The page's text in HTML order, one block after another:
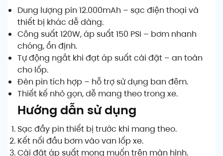
Dung lượng pin 12.000mAh – sạc điện thoại và
thiết bị khác dễ dàng.
Công suất 120W, áp suất 150 PSI – bơm nhanh
chóng, ổn định.
Tự động ngắt khi đạt áp suất cài đặt – an toàn
cho lốp.
Đèn pin tích hợp – hỗ trợ sử dụng ban đêm.
Thiết kế nhỏ gọn, dễ mang theo trong xe.
Hướng dẫn sử dụng
Sạc đầy pin thiết bị trước khi mang theo.
Kết nối đầu bơm vào van lốp xe.
Cài đặt áp suất mong muốn trên màn hình.